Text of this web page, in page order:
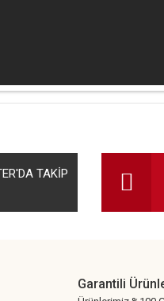
siz yapın!
TAKİP
Garantili